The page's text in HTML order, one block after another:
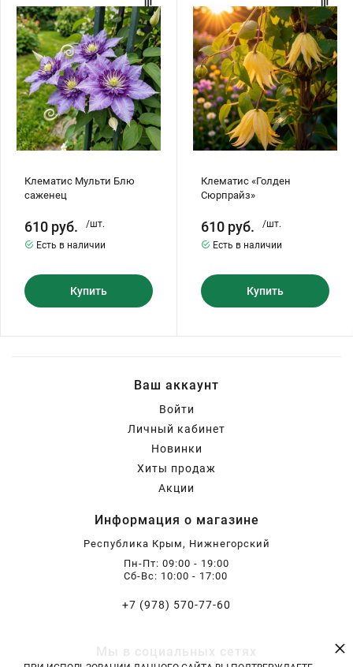
Мульти
Блю
саженец
Клематис Мульти Блю
саженец
610 руб.
/шт.
Есть в наличии
Купить
«Голден
Сюрпрайз»
Клематис «Голден
Сюрпрайз»
610 руб.
/шт.
Есть в наличии
Купить
Ваш аккаунт
Войти
Личный кабинет
Новинки
Хиты продаж
Акции
Информация о магазине
Республика Крым, Нижнегорский
Пн-Пт: 09:00 - 19:00
Сб-Вс: 10:00 - 17:00
+7 (978) 570-77-60
×